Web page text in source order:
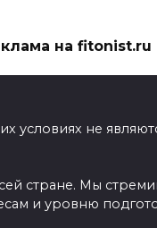
на fitonist.ru
условиях не
стране. Мы
и уровню